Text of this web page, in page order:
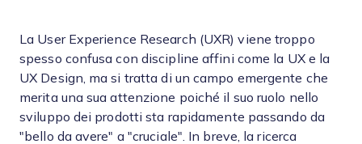
La User Experience Research (UXR) viene troppo
spesso confusa con discipline affini come la UX e la
UX Design, ma si tratta di un campo emergente che
merita una sua attenzione poiché il suo ruolo nello
sviluppo dei prodotti sta rapidamente passando da
"bello da avere" a "cruciale". In breve, la ricerca